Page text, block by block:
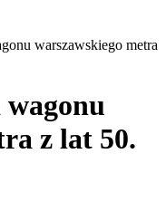
warszawskiego metra
z lat 50.